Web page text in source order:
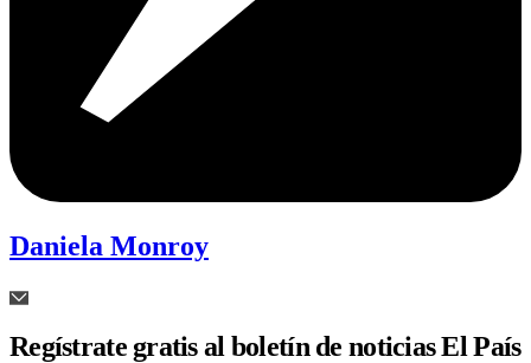
Daniela Monroy
Regístrate gratis al boletín de noticias El País